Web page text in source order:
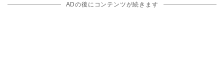
ADの後にコンテンツが続きます